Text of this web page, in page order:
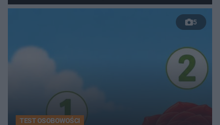
5
TEST OSOBOWOŚCI